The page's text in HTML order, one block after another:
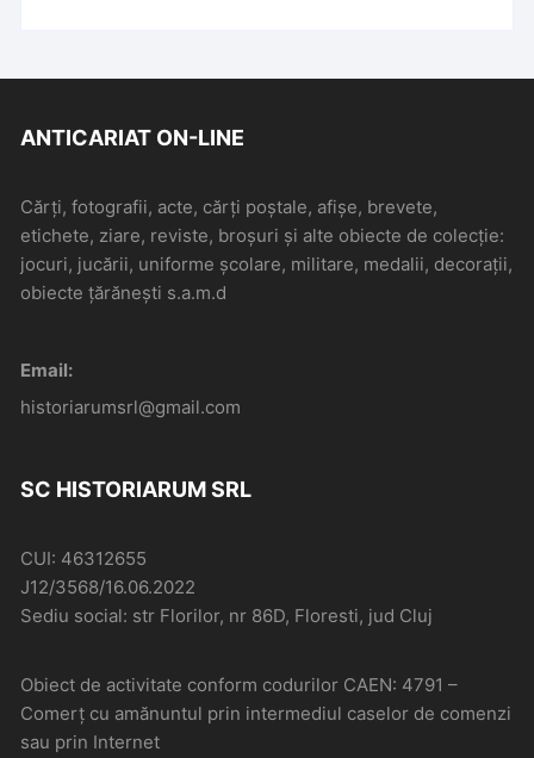
ANTICARIAT ON-LINE
Cărți, fotografii, acte, cărți poștale, afișe, brevete,
etichete, ziare, reviste, broșuri și alte obiecte de colecție:
jocuri, jucării, uniforme școlare, militare, medalii, decorații,
obiecte țărănești s.a.m.d
Email:
historiarumsrl@gmail.com
SC HISTORIARUM SRL
CUI: 46312655
J12/3568/16.06.2022
Sediu social: str Florilor, nr 86D, Floresti, jud Cluj
Obiect de activitate conform codurilor CAEN: 4791 –
Comerţ cu amănuntul prin intermediul caselor de comenzi
sau prin Internet